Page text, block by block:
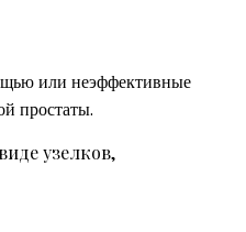
или неэффективные
простаты.
узелков,